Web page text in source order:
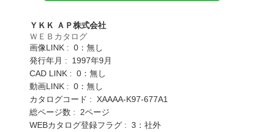
ＹＫＫ ＡＰ株式会社
ＷＥＢカタログ
画像LINK : 0：無し
発行年月 : 1997年9月
CAD LINK : 0：無し
動画LINK : 0：無し
カタログコード : XAAAA-K97-677A1
総ページ数 : 2ページ
WEBカタログ登録フラグ : 3：社外